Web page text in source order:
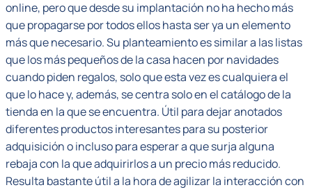
online, pero que desde su implantación no ha hecho más
que propagarse por todos ellos hasta ser ya un elemento
más que necesario. Su planteamiento es similar a las listas
que los más pequeños de la casa hacen por navidades
cuando piden regalos, solo que esta vez es cualquiera el
que lo hace y, además, se centra solo en el catálogo de la
tienda en la que se encuentra. Útil para dejar anotados
diferentes productos interesantes para su posterior
adquisición o incluso para esperar a que surja alguna
rebaja con la que adquirirlos a un precio más reducido.
Resulta bastante útil a la hora de agilizar la interacción con